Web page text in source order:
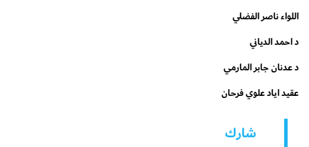
اللواء ناصر الفضلي
د احمد الدياني
د عدنان جابر المارمي
عقيد اياد علوي فرحان
شارك